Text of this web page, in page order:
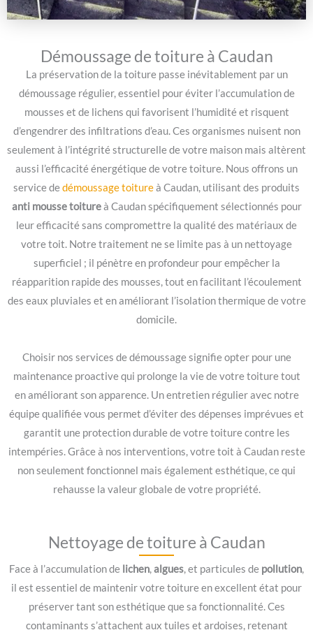
Démoussage de toiture à Caudan
La préservation de la toiture passe inévitablement par un
démoussage régulier, essentiel pour éviter l’accumulation de
mousses et de lichens qui favorisent l’humidité et risquent
d’engendrer des infiltrations d’eau. Ces organismes nuisent non
seulement à l’intégrité structurelle de votre maison mais altèrent
aussi l’efficacité énergétique de votre toiture. Nous offrons un
service dedémoussage toitureà Caudan, utilisant des produits
anti mousse toitureà Caudan spécifiquement sélectionnés pour
leur efficacité sans compromettre la qualité des matériaux de
votre toit. Notre traitement ne se limite pas à un nettoyage
superficiel ; il pénètre en profondeur pour empêcher la
réapparition rapide des mousses, tout en facilitant l’écoulement
des eaux pluviales et en améliorant l’isolation thermique de votre
domicile.
Choisir nos services de démoussage signifie opter pour une
maintenance proactive qui prolonge la vie de votre toiture tout
en améliorant son apparence. Un entretien régulier avec notre
équipe qualifiée vous permet d’éviter des dépenses imprévues et
garantit une protection durable de votre toiture contre les
intempéries. Grâce à nos interventions, votre toit à Caudan reste
non seulement fonctionnel mais également esthétique, ce qui
rehausse la valeur globale de votre propriété.
Nettoyage de toiture à Caudan
Face à l’accumulation de lichen,algues, et particules de pollution,
il est essentiel de maintenir votre toiture en excellent état pour
préserver tant son esthétique que sa fonctionnalité. Ces
contaminants s’attachent aux tuiles et ardoises, retenant